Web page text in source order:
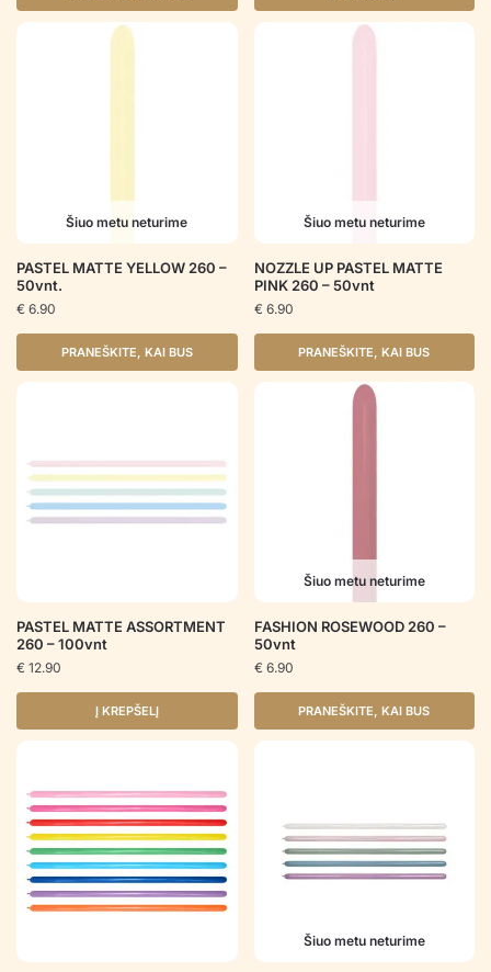
Šiuo metu neturime
PASTEL MATTE YELLOW 260 –
50vnt.
€ 6.90
PRANEŠKITE, KAI BUS
Šiuo metu neturime
NOZZLE UP PASTEL MATTE
PINK 260 – 50vnt
€ 6.90
PRANEŠKITE, KAI BUS
PASTEL MATTE ASSORTMENT
260 – 100vnt
€ 12.90
Į KREPŠELĮ
Šiuo metu neturime
FASHION ROSEWOOD 260 –
50vnt
€ 6.90
PRANEŠKITE, KAI BUS
Šiuo metu neturime